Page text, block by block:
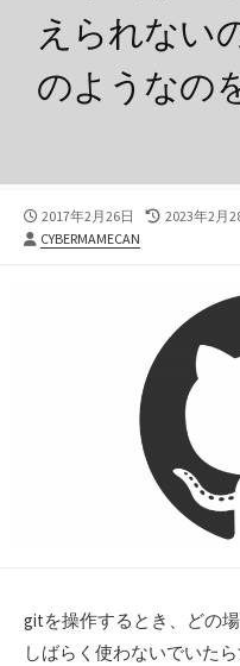
えられない
のようなの
公
開
2017年2月26日
最
2023年2月
投
CYBERMAMECAN
gitを操作するとき、どの
しばらく使わないでいた